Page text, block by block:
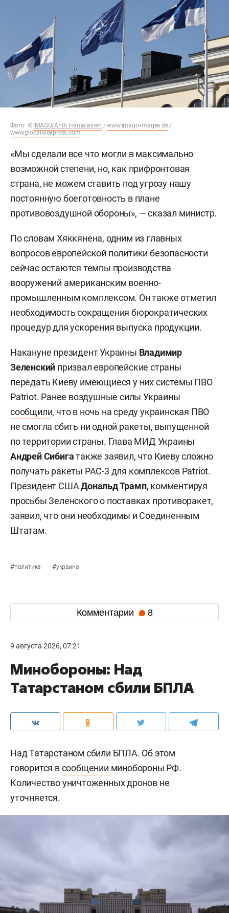
Фото: © IMAGO/Antti Hämäläinen /www.imago-images.de/
www.globallookpress.com
«Мы сделали все что могли в максимально
возможной степени, но, как прифронтовая
страна, не можем ставить под угрозу нашу
постоянную боеготовность в плане
противовоздушной обороны», — сказал министр.
По словам Хяккянена, одним из главных
вопросов европейской политики безопасности
сейчас остаются темпы производства
вооружений американским военно-
промышленным комплексом. Он также отметил
необходимость сокращения бюрократических
процедур для ускорения выпуска продукции.
Накануне президент Украины Владимир
Зеленский призвал европейские страны
передать Киеву имеющиеся у них системы ПВО
Patriot. Ранее воздушные силы Украины
сообщили, что в ночь на среду украинская ПВО
не смогла сбить ни одной ракеты, выпущенной
по территории страны. Глава МИД Украины
Андрей Сибигатакже заявил, что Киеву сложно
получать ракеты PAC-3 для комплексов Patriot.
Президент СШАДональд Трамп, комментируя
просьбы Зеленского о поставках противоракет,
заявил, что они необходимы и Соединенным
Штатам.
#политика #украина
Комментарии 8
9 августа 2026, 07:21
Минобороны: Над
Татарстаном сбили БПЛА
Над Татарстаном сбили БПЛА. Об этом
говорится всообщении минобороны РФ.
Количество уничтоженных дронов не
уточняется.